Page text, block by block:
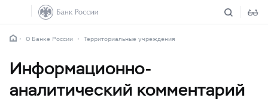
О Банке России Территориальные учреждения
Информационно-
аналитический комментарий